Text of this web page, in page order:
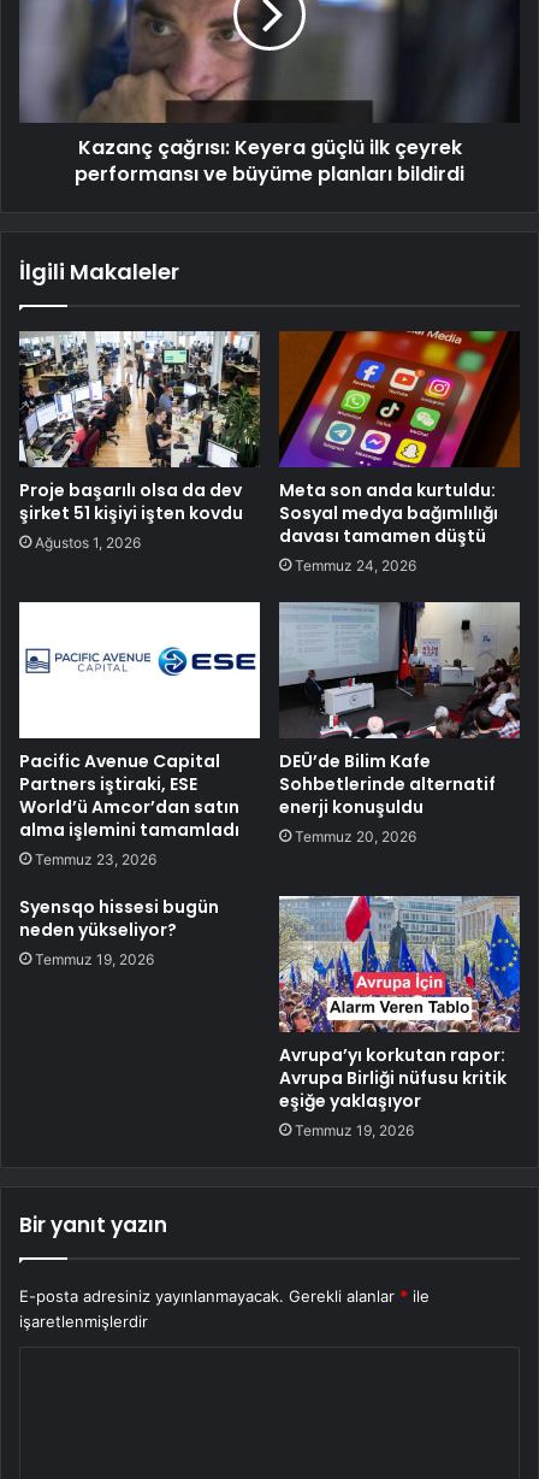
Kazanç çağrısı: Keyera güçlü ilk çeyrek
performansı ve büyüme planları bildirdi
İlgili Makaleler
Proje başarılı olsa da dev
şirket 51 kişiyi işten kovdu
Ağustos 1, 2026
Meta son anda kurtuldu:
Sosyal medya bağımlılığı
davası tamamen düştü
Temmuz 24, 2026
Pacific Avenue Capital
Partners iştiraki, ESE
World’ü Amcor’dan satın
alma işlemini tamamladı
Temmuz 23, 2026
DEÜ’de Bilim Kafe
Sohbetlerinde alternatif
enerji konuşuldu
Temmuz 20, 2026
Syensqo hissesi bugün
neden yükseliyor?
Temmuz 19, 2026
Avrupa’yı korkutan rapor:
Avrupa Birliği nüfusu kritik
eşiğe yaklaşıyor
Temmuz 19, 2026
Bir yanıt yazın
E-posta adresiniz yayınlanmayacak. Gerekli alanlar * ile
işaretlenmişlerdir